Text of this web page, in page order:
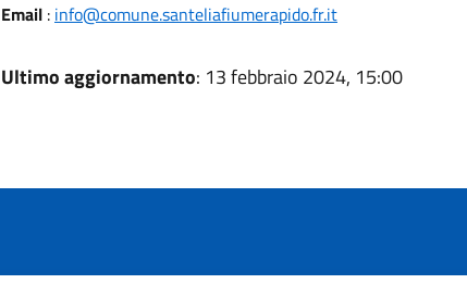
Email: info@comune.santeliafiumerapido.fr.it
Ultimo aggiornamento: 13 febbraio 2024, 15:00